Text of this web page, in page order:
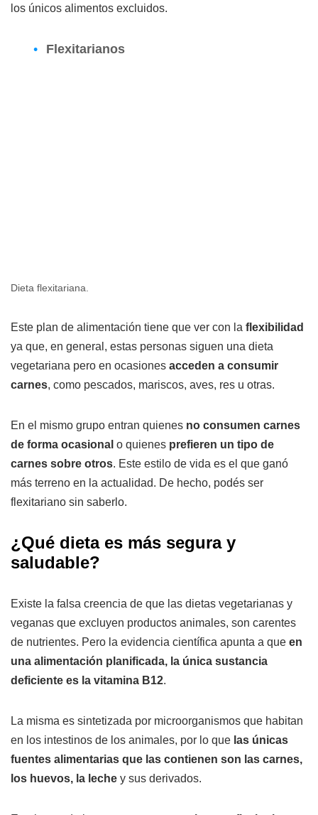
los únicos alimentos excluidos.
Flexitarianos
Dieta flexitariana.
Este plan de alimentación tiene que ver con la flexibilidad
ya que, en general, estas personas siguen una dieta
vegetariana pero en ocasiones acceden a consumir
carnes, como pescados, mariscos, aves, res u otras.
En el mismo grupo entran quienes no consumen carnes
de forma ocasional o quienes prefieren un tipo de
carnes sobre otros. Este estilo de vida es el que ganó
más terreno en la actualidad. De hecho, podés ser
flexitariano sin saberlo.
¿Qué dieta es más segura y
saludable?
Existe la falsa creencia de que las dietas vegetarianas y
veganas que excluyen productos animales, son carentes
de nutrientes. Pero la evidencia científica apunta a que en
una alimentación planificada, la única sustancia
deficiente es la vitamina B12.
La misma es sintetizada por microorganismos que habitan
en los intestinos de los animales, por lo que las únicas
fuentes alimentarias que las contienen son las carnes,
los huevos, la leche y sus derivados.